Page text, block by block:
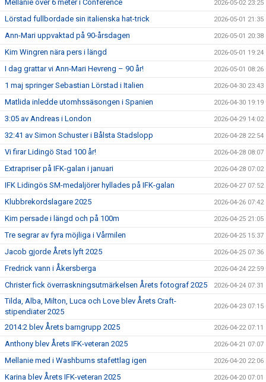
Mellanie över 6 meter i Conference 2026-05-02 23:25
Lörstad fullbordade sin italienska hat-trick 2026-05-01 21:35
Ann-Mari uppvaktad på 90-årsdagen 2026-05-01 20:38
Kim Wingren nära pers i längd 2026-05-01 19:24
I dag grattar vi Ann-Mari Hevreng – 90 år! 2026-05-01 08:26
1 maj springer Sebastian Lörstad i Italien 2026-04-30 23:43
Matlida inledde utomhssäsongen i Spanien 2026-04-30 19:19
3:05 av Andreas i London 2026-04-29 14:02
32:41 av Simon Schuster i Bålsta Stadslopp 2026-04-28 22:54
Vi firar Lidingö Stad 100 år! 2026-04-28 08:07
Extrapriser på IFK-galan i januari 2026-04-28 07:02
IFK Lidingös SM-medaljörer hyllades på IFK-galan 2026-04-27 07:52
Klubbrekordslagare 2025 2026-04-26 07:42
Kim persade i längd och på 100m 2026-04-25 21:05
Tre segrar av fyra möjliga i Vårmilen 2026-04-25 15:37
Jacob gjorde Årets lyft 2025 2026-04-25 07:36
Fredrick vann i Åkersberga 2026-04-24 22:59
Christer fick överraskningsutmärkelsen Årets fotograf 2025 2026-04-24 07:31
Tilda, Alba, Milton, Luca och Love blev Årets Craft-
stipendiater 2025
2026-04-23 07:15
2014:2 blev Årets barngrupp 2025 2026-04-22 07:11
Anthony blev Årets IFK-veteran 2025 2026-04-21 07:07
Mellanie med i Washburns stafettlag igen 2026-04-20 22:06
Karina blev Årets IFK-veteran 2025 2026-04-20 07:01